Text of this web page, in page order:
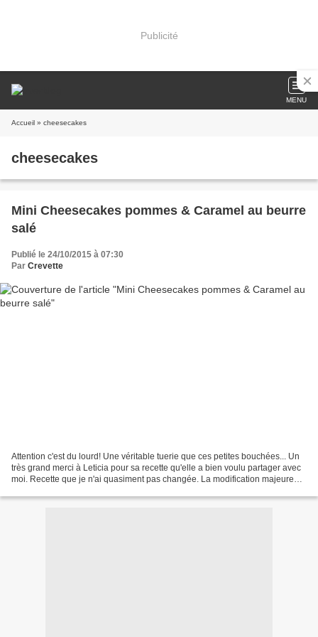
Publicité
MENU
Accueil » cheesecakes
cheesecakes
Mini Cheesecakes pommes & Caramel au beurre
salé
Publié le 24/10/2015 à 07:30
Par Crevette
Attention c'est du lourd! Une véritable tuerie que ces petites bouchées... Un
très grand merci à Leticia pour sa recette qu'elle a bien voulu partager avec
moi. Recette que je n'ai quasiment pas changée. La modification majeure